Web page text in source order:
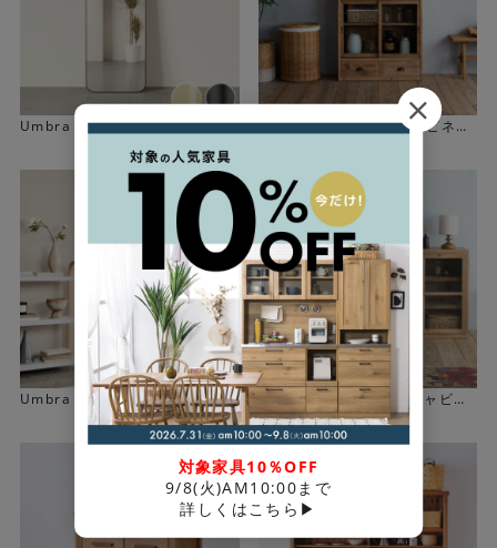
Umbra 【アーチ型】フーバ ア
ーチド リーニングミラー(縦157
cm)
[幅91cm] KOSHIKAキャビネッ
Umbra 【アーチ型】ベルウッ
ド リーニングミラー(縦157cm)
[幅175cm] HACHISUキャビネ
ット
対象家具10％OFF
9/8(火)AM10:00まで
詳しくはこちら▶